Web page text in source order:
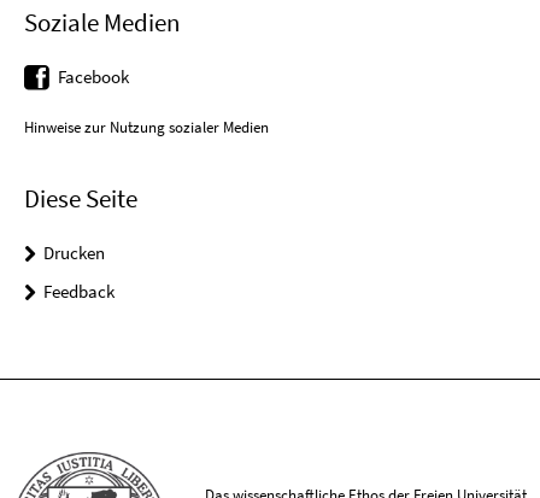
Soziale Medien
Facebook
Hinweise zur Nutzung sozialer Medien
Diese Seite
Drucken
Feedback